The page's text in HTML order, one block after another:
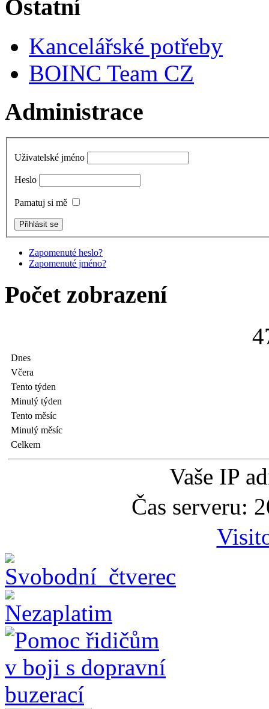
Ostatní
Kancelářské potřeby
BOINC Team CZ
Administrace
Uživatelské jméno
Heslo
Pamatuj si mě
Zapomenuté heslo?
Zapomenuté jméno?
Počet zobrazení
4
Dnes
Včera
Tento týden
Minulý týden
Tento měsíc
Minulý měsíc
Celkem
Vaše IP
Čas serveru: